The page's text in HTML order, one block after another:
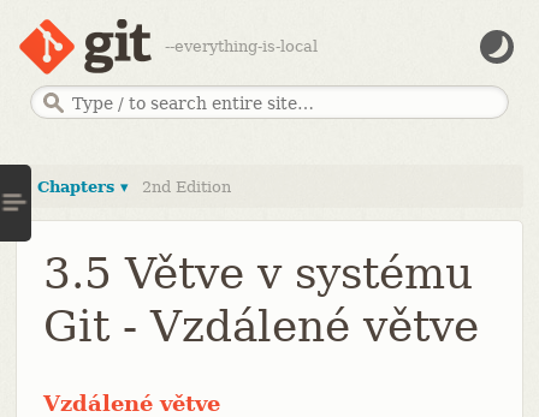
--everything-is-local
Chapters ▾ 2nd Edition
3.5 Větve v systému
Git - Vzdálené větve
Vzdálené větve